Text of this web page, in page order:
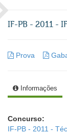
IF-PB - 2011 -
Prova
Informações
Concurso:
IF-PB - 2011 -